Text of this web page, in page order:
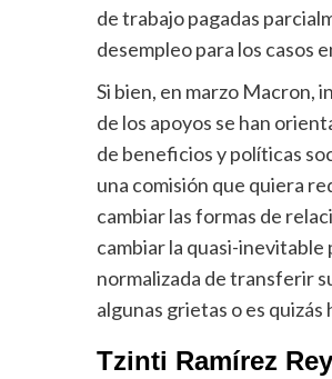
de trabajo pagadas
desempleo para los casos
Si bien, en marzo Macron,
de los apoyos se han
de beneficios y políticas
una comisión que quiera
cambiar las formas de
cambiar la quasi-
normalizada de transferir
algunas grietas o es
Tzinti Ramírez